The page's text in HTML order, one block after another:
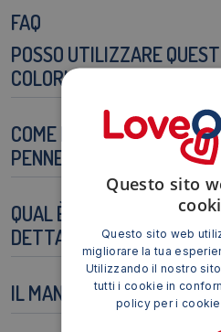
FAQ
POSSO UTILIZZARE
COLORI AD OLIO?
COME POSSO PULIRE
PENNELLO?
QUAL È LA DIMENSIONE
DETTAGLI FINI?
IL MANICO È RESISTENTE?
Questo sito
Questo sito web
migliorare la tua
Utilizzando il nostro
tutti i cookie in
policy per i